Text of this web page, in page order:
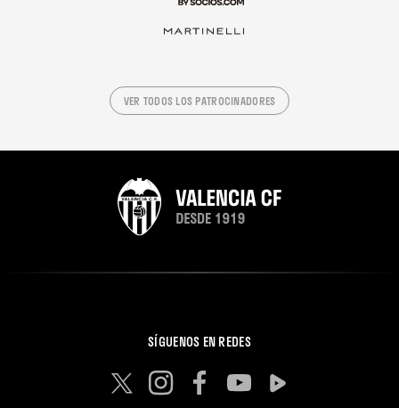
VER TODOS LOS PATROCINADORES
SÍGUENOS EN REDES